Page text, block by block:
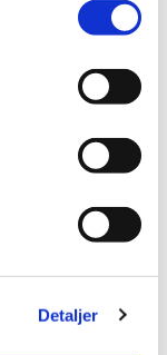
Detaljer